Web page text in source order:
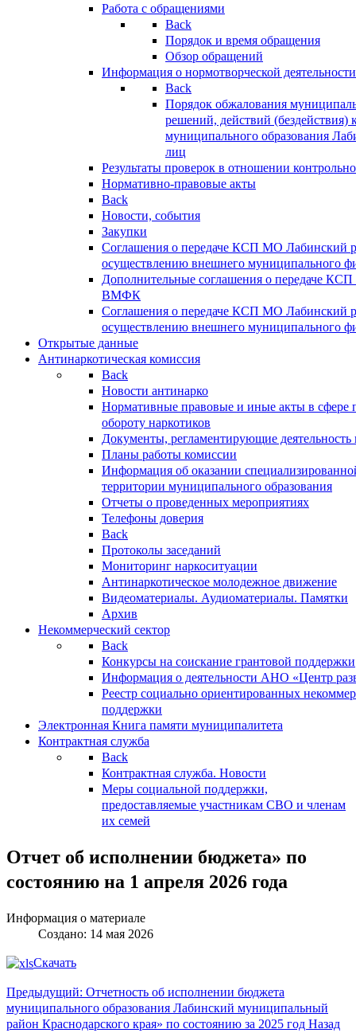
Работа с обращениями
Back
Порядок и время обращения
Обзор обращений
Информация о нормотворческой деятельности
Back
Порядок обжалования
решений, действий (бездействия)
муниципального образования
лиц
Результаты проверок в отношении
Нормативно-правовые акты
Back
Новости, события
Закупки
Соглашения о передаче КСП МО Лабинский
осуществлению внешнего муниципального
Дополнительные соглашения о передаче
ВМФК
Соглашения о передаче КСП МО Лабинский
осуществлению внешнего муниципального
Открытые данные
Антинаркотическая комиссия
Back
Новости антинарко
Нормативные правовые и иные акты в сфере
обороту наркотиков
Документы, регламентирующие деятельность
Планы работы комиссии
Информация об оказании
территории муниципального образования
Отчеты о проведенных мероприятиях
Телефоны доверия
Back
Протоколы заседаний
Мониторинг наркоситуации
Антинаркотическое молодежное движение
Видеоматериалы. Аудиоматериалы. Памятки
Архив
Некоммерческий сектор
Back
Конкурсы на соискание грантовой поддержки
Информация о деятельности АНО «Центр
Реестр социально ориентированных
поддержки
Электронная Книга памяти муниципалитета
Контрактная служба
Back
Контрактная служба. Новости
Меры социальной поддержки,
предоставляемые участникам СВО и членам
их семей
Отчет об исполнении бюджета» по
состоянию на 1 апреля 2026 года
Информация о материале
Создано: 14 мая 2026
Скачать
Предыдущий: Отчетность об исполнении бюджета
муниципального образования Лабинский муниципальный
район Краснодарского края» по состоянию за 2025 год Назад